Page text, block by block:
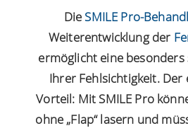
Die SMILE Pro-
Weiterentwicklung der
ermöglicht eine
Ihrer Fehlsichtigkeit. Der
Vorteil: Mit SMILE Pro
ohne „Flap“ lasern und